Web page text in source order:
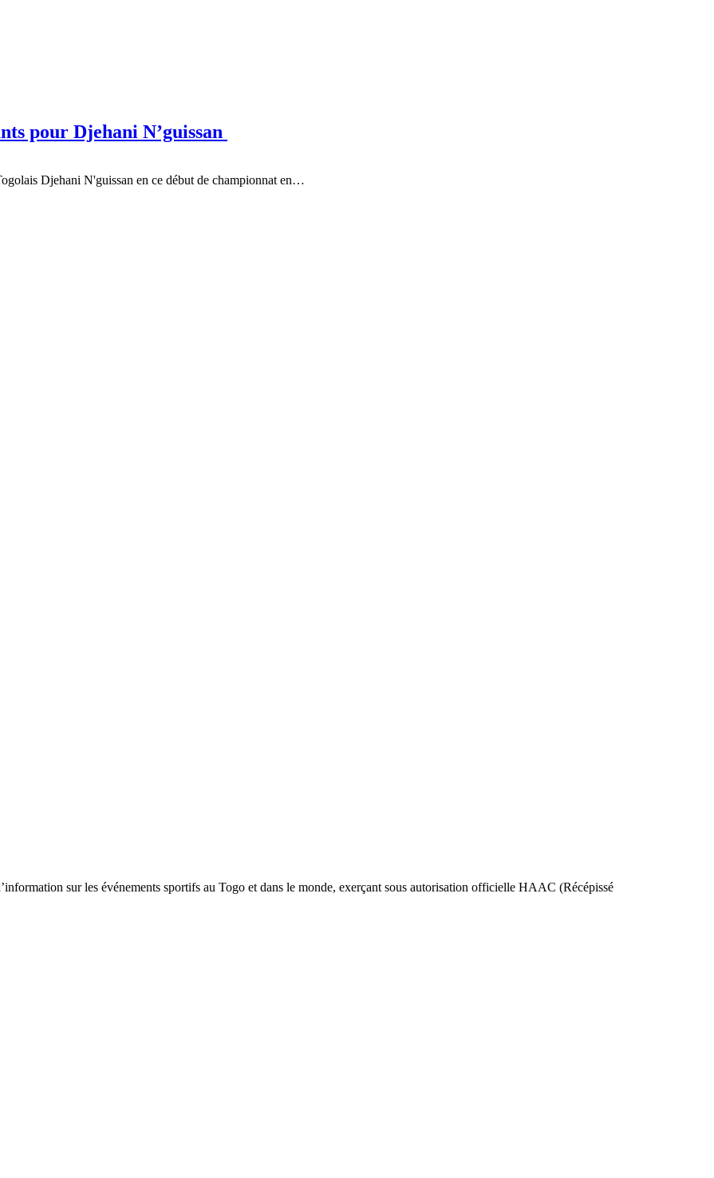
pour Djehani N’guissan
Djehani N'guissan en ce début de championnat en…
sur les événements sportifs au Togo et dans le monde, exerçant sous autorisation officielle HAAC (Récépissé